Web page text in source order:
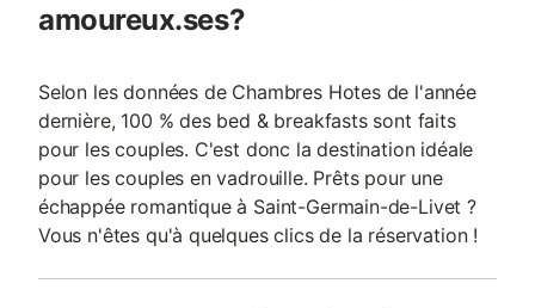
amoureux.ses?
Selon les données de Chambres Hotes de l'année
dernière, 100 % des bed & breakfasts sont faits
pour les couples. C'est donc la destination idéale
pour les couples en vadrouille. Prêts pour une
échappée romantique à Saint-Germain-de-Livet ?
Vous n'êtes qu'à quelques clics de la réservation !